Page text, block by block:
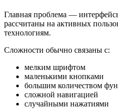
Главная проблема —
рассчитаны на активных
технологиям.
Сложности обычно связаны с:
мелким шрифтом
маленькими кнопками
большим количеством
сложной навигацией
случайными нажатиями